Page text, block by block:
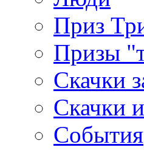
Приз
Призы
Скачки
Скачки
События